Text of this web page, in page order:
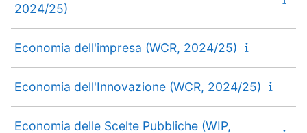
2024/25)
Economia dell'impresa (WCR, 2024/25)
Economia dell'Innovazione (WCR, 2024/25)
Economia delle Scelte Pubbliche (WIP,